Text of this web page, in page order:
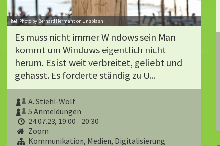
Photo by Bernard Hermant on Unsplash
Es muss nicht immer Windows sein Man
kommt um Windows eigentlich nicht
herum. Es ist weit verbreitet, geliebt und
gehasst. Es forderte ständig zu U...
A. Stiehl-Wolf
5 Anmeldungen
24.07.23, 19:00 - 20:30
Zoom
Kommunikation, Medien, Digitalisierung